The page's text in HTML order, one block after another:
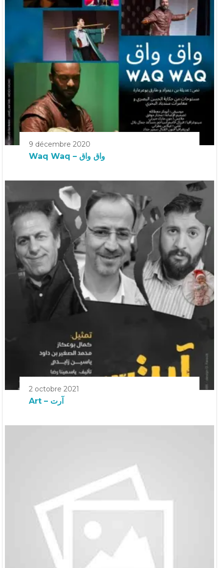
9 décembre 2020
Waq Waq – واق واق
2 octobre 2021
Art – آرت